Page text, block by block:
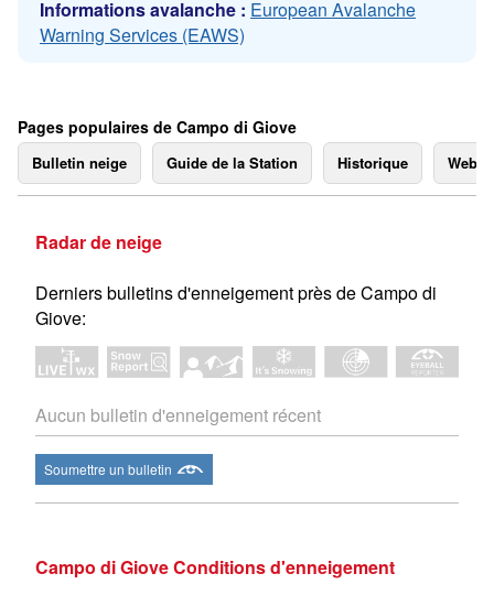
Informations avalanche : European Avalanche
Warning Services (EAWS)
Pages populaires de Campo di Giove
Bulletin neige Guide de la Station Historique
Radar de neige
Derniers bulletins d'enneigement près de Campo di
Giove:
Aucun bulletin d'enneigement récent
Soumettre un bulletin
Campo di Giove Conditions d'enneigement